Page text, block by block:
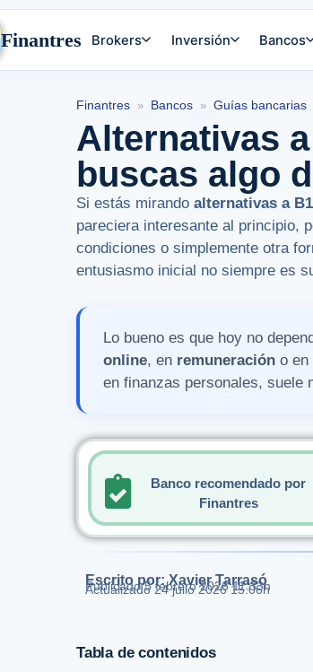
Finantres Brokers Inversión Bancos
Finantres » Bancos » Guías bancarias
Alternativas
buscas algo
Si estás mirando alternativas a
pareciera interesante al principio,
condiciones o simplemente otra
entusiasmo inicial no siempre es
Lo bueno es que hoy no
online, en remuneración o en
en finanzas personales, suele
Banco recomendado por
Finantres
Escrito por: Xavier Tarrasó
Publicado 5 febrero 2026 11:33h
Actualizado 24 julio 2026 15:06h
Tabla de contenidos